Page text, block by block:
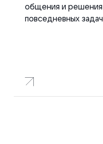
общения и решения
повседневных задач